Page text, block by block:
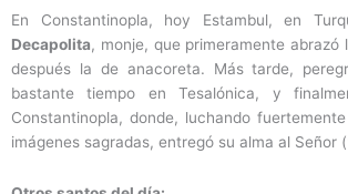
En Constantinopla, hoy Estambul, en
Decapolita, monje, que primeramente abrazó
después la de anacoreta. Más tarde,
bastante tiempo en Tesalónica, y
Constantinopla, donde, luchando
imágenes sagradas, entregó su alma al Señor